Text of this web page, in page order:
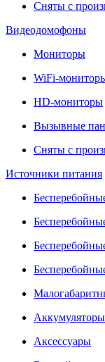
Сняты с
Видеодомофоны
Мониторы
WiFi-
HD-мониторы
Вызывные
Сняты с
Источники питания
Аккумуляторы
Аксессуары